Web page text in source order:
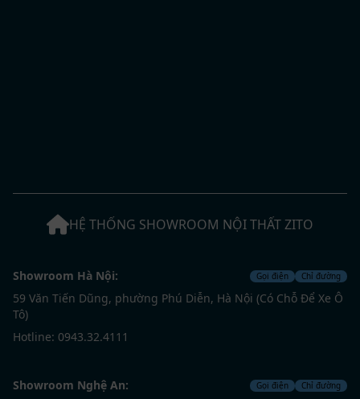
HỆ THỐNG SHOWROOM NỘI THẤT ZITO
Showroom Hà Nội: Gọi điện Chỉ đường
59 Văn Tiến Dũng, phường Phú Diễn, Hà Nội (Có Chỗ Để Xe Ô
Tô)
Hotline: 0943.32.4111
Showroom Nghệ An: Gọi điện Chỉ đường